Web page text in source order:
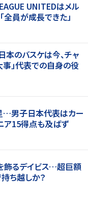
UNITEDはメル
員が成長できた」
本のバスケは今、チャ
」代表での自身の役
…男子日本代表はカー
ア15得点も及ばず
飾るデイビス…超巨額
ち越しか？